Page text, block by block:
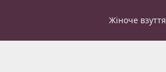
Жіноче взуття